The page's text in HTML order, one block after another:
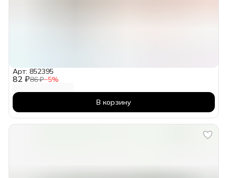
82 ₽86 ₽−5%
Арт: 852395
В корзину